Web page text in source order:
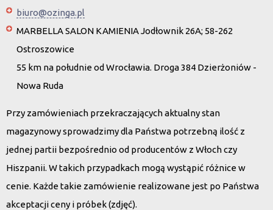
biuro@ozinga.pl
MARBELLA SALON KAMIENIA Jodłownik 26A; 58-262
Ostroszowice
55 km na południe od Wrocławia. Droga 384 Dzierżoniów -
Nowa Ruda
Przy zamówieniach przekraczających aktualny stan
magazynowy sprowadzimy dla Państwa potrzebną ilość z
jednej partii bezpośrednio od producentów z Włoch czy
Hiszpanii. W takich przypadkach mogą wystąpić różnice w
cenie. Każde takie zamówienie realizowane jest po Państwa
akceptacji ceny i próbek (zdjęć).